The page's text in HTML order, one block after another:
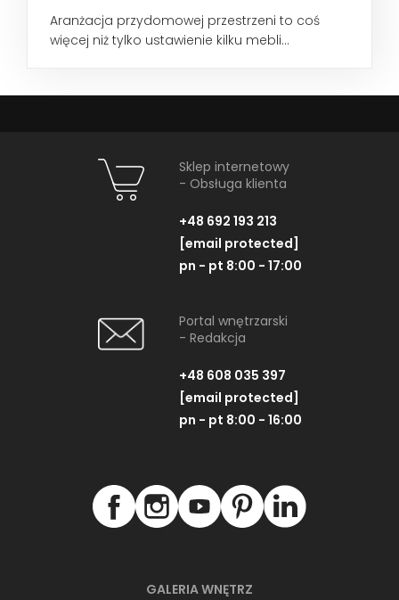
Aranżacja przydomowej przestrzeni to coś
więcej niż tylko ustawienie kilku mebli...
GALERIA WNĘTRZ
Sklep internetowy
- Obsługa klienta
+48 692 193 213
[email protected]
pn - pt 8:00 - 17:00
Portal wnętrzarski
- Redakcja
+48 608 035 397
[email protected]
pn - pt 8:00 - 16:00